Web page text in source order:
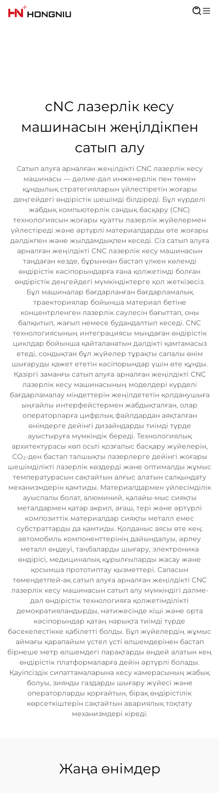
cNC лазерлік кесу
машинасын жеңілдікпен
сатып алу
Сатып алуға арналған жеңілдікті CNC лазерлік кесу
машинасы — дәлме-дәл инженерлік пен төмен
құндылық стратегияларын үйлестіретін жоғары
деңгейдегі өндірістік шешімді білдіреді. Бұл күрделі
жабдық компьютерлік сандық басқару (CNC)
технологиясын жоғары қуатты лазерлік жүйелермен
үйлестіреді және әртүрлі материалдарды өте жоғары
дәлдікпен және жылдамдықпен кеседі. Сіз сатып алуға
арналған жеңілдікті CNC лазерлік кесу машинасын
таңдаған кезде, бұрыннан бастап үлкен көлемді
өндірістік кәсіпорындарға ғана қолжетімді болған
өндірістік деңгейдегі мүмкіндіктерге қол жеткізесіз.
Бұл машиналар бағдарланған бағдарламалық
траекториялар бойынша материал бетіне
концентрленген лазерлік сәулесін бағыттап, оны
балқытып, жағып немесе будандалтып кеседі. CNC
технологиясының интеграциясы мыңдаған өндірістік
циклдар бойынша қайталанатын дәлдікті қамтамасыз
етеді, сондықтан бұл жүйелер тұрақты сапалы өнім
шығаруды қажет ететін кәсіпорындар үшін өте құнды.
Қазіргі заманғы сатып алуға арналған жеңілдікті CNC
лазерлік кесу машинасының моделдері күрделі
бағдарламалау міндеттерін жеңілдететін қолданушыға
ыңғайлы интерфейстермен жабдықталған, олар
операторларға цифрлық файлдардан аяқталған
өнімдерге дейінгі дизайндарды тиімді түрде
ауыстыруға мүмкіндік береді. Технологиялық
архитектурасы көп осьті қозғалыс басқару жүйелерін,
CO₂-ден бастап талшықты лазерлерге дейінгі жоғары
шешімділікті лазерлік көздерді және оптималды жұмыс
температурасын сақтайтын алғыс алатын салқындату
механизмдерін қамтиды. Материалдармен үйлесімділік
ауыспалы болат, алюминий, қалайы-мыс сияқты
металдармен қатар акрил, ағаш, тері және әртүрлі
композиттік материалдар сияқты металл емес
субстраттарды да қамтиды. Қолданыс аясы өте кең:
автомобиль компоненттерінің дайындалуы, әрлеу
металл өңдеуі, таңбаларды шығару, электроника
өндірісі, медициналық құрылғыларды жасау және
қосымша прототиптау қызметтері. Сапасын
төмендетпей-ақ сатып алуға арналған жеңілдікті CNC
лазерлік кесу машинасын сатып алу мүмкіндігі дәлме-
дәл өндірістік технологияға қолжетімділікті
демократияландырды, нәтижесінде кіші және орта
кәсіпорындар қатаң нарықта тиімді түрде
бәсекелестікке қабілетті болды. Бұл жүйелердің жұмыс
аймағы қарапайым үстел үсті өлшемдерінен бастап
бірнеше метр өлшемдегі парақтарды өңдей алатын кең
өндірістік платформаларға дейін әртүрлі болады.
Қауіпсіздік сипаттамаларына кесу камерасының жабық
болуы, зиянды газдарды шығару жүйесі және
операторларды қорғайтын, бірақ өндірістілік
көрсеткіштерін сақтайтын авариялық тоқтату
механизмдері кіреді.
Жаңа өнімдер